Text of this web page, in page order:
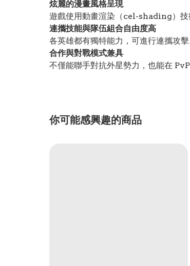
炫麗的漫畫風格呈現
遊戲使用動畫渲染（cel-shading）技
連攜技能與隊伍組合自由度高
各英雄都有獨特能力，可進行連攜攻
合作與對戰模式兼具
不僅能聯手對抗外星勢力，也能在
你可能感興趣的商品